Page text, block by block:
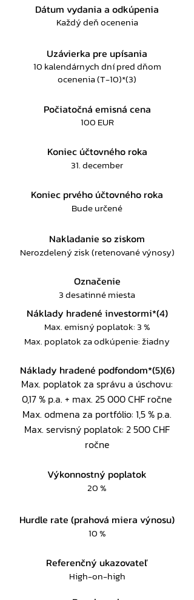
Dátum vydania a odkúpenia
Každý deň ocenenia
Uzávierka pre upísania
10 kalendárnych dní pred dňom
ocenenia (T-10)*(3)
Počiatočná emisná cena
100 EUR
Koniec účtovného roka
31. december
Koniec prvého účtovného roka
Bude určené
Nakladanie so ziskom
Nerozdelený zisk (retenované výnosy)
Označenie
3 desatinné miesta
Náklady hradené investormi*(4)
Max. emisný poplatok: 3 %
Max. poplatok za odkúpenie: žiadny
Náklady hradené podfondom*(5)(6)
Max. poplatok za správu a úschovu:
0,17 % p.a. + max. 25 000 CHF ročne
Max. odmena za portfólio: 1,5 % p.a.
Max. servisný poplatok: 2 500 CHF
ročne
Výkonnostný poplatok
20 %
Hurdle rate (prahová miera výnosu)
10 %
Referenčný ukazovateľ
High-on-high